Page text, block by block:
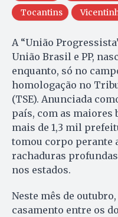
Tocantins
A “União
União Brasil e PP,
enquanto, só no
homologação no
(TSE). Anunciada
país, com as maiores
mais de 1,3 mil
tomou corpo perante
rachaduras
nos estados.
Neste mês de
casamento entre os